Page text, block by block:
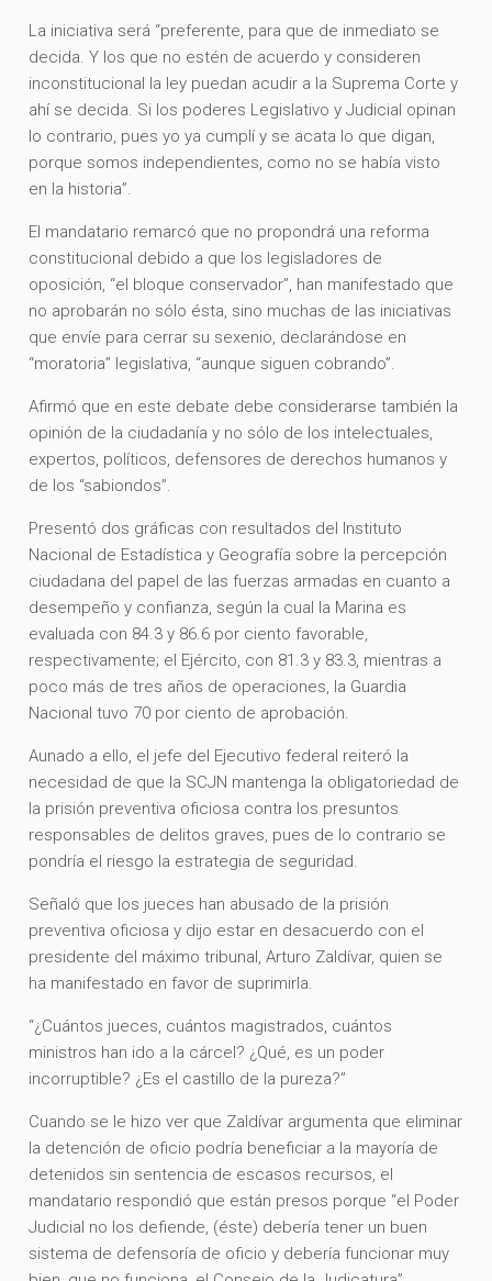
La iniciativa será “preferente, para que de inmediato se
decida. Y los que no estén de acuerdo y consideren
inconstitucional la ley puedan acudir a la Suprema Corte y
ahí se decida. Si los poderes Legislativo y Judicial opinan
lo contrario, pues yo ya cumplí y se acata lo que digan,
porque somos independientes, como no se había visto
en la historia”.
El mandatario remarcó que no propondrá una reforma
constitucional debido a que los legisladores de
oposición, “el bloque conservador”, han manifestado que
no aprobarán no sólo ésta, sino muchas de las iniciativas
que envíe para cerrar su sexenio, declarándose en
“moratoria” legislativa, “aunque siguen cobrando”.
Afirmó que en este debate debe considerarse también la
opinión de la ciudadanía y no sólo de los intelectuales,
expertos, políticos, defensores de derechos humanos y
de los “sabiondos”.
Presentó dos gráficas con resultados del Instituto
Nacional de Estadística y Geografía sobre la percepción
ciudadana del papel de las fuerzas armadas en cuanto a
desempeño y confianza, según la cual la Marina es
evaluada con 84.3 y 86.6 por ciento favorable,
respectivamente; el Ejército, con 81.3 y 83.3, mientras a
poco más de tres años de operaciones, la Guardia
Nacional tuvo 70 por ciento de aprobación.
Aunado a ello, el jefe del Ejecutivo federal reiteró la
necesidad de que la SCJN mantenga la obligatoriedad de
la prisión preventiva oficiosa contra los presuntos
responsables de delitos graves, pues de lo contrario se
pondría el riesgo la estrategia de seguridad.
Señaló que los jueces han abusado de la prisión
preventiva oficiosa y dijo estar en desacuerdo con el
presidente del máximo tribunal, Arturo Zaldívar, quien se
ha manifestado en favor de suprimirla.
“¿Cuántos jueces, cuántos magistrados, cuántos
ministros han ido a la cárcel? ¿Qué, es un poder
incorruptible? ¿Es el castillo de la pureza?”
Cuando se le hizo ver que Zaldívar argumenta que eliminar
la detención de oficio podría beneficiar a la mayoría de
detenidos sin sentencia de escasos recursos, el
mandatario respondió que están presos porque “el Poder
Judicial no los defiende, (éste) debería tener un buen
sistema de defensoría de oficio y debería funcionar muy